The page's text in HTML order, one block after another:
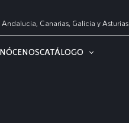
Andalucia, Canarias, Galicia y Asturias
CATÁLOGO